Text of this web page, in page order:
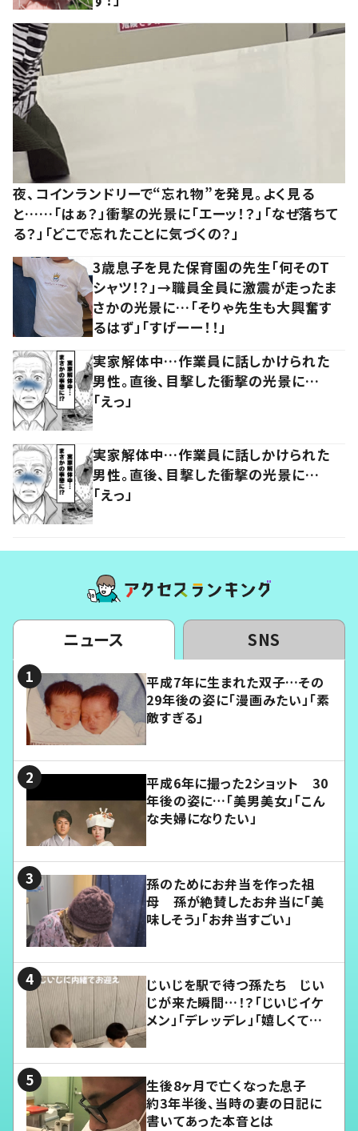
夜、コインランドリーで“忘れ物”を発見。よく見る
と……「はぁ？」衝撃の光景に「エーッ！？」「なぜ落ちて
る？」「どこで忘れたことに気づくの？」
3歳息子を見た保育園の先生「何そのT
シャツ！？」→職員全員に激震が走ったま
さかの光景に…「そりゃ先生も大興奮す
るはず」「すげーー！！」
実家解体中…作業員に話しかけられた
男性。直後、目撃した衝撃の光景に…
「えっ」
実家解体中…作業員に話しかけられた
男性。直後、目撃した衝撃の光景に…
「えっ」
ニュース SNS
平成7年に生まれた双子…その
29年後の姿に「漫画みたい」「素
敵すぎる」
平成6年に撮った2ショット 30
年後の姿に…「美男美女」「こん
な夫婦になりたい」
孫のためにお弁当を作った祖
母 孫が絶賛したお弁当に「美
味しそう」「お弁当すごい」
じいじを駅で待つ孫たち じい
じが来た瞬間…！？「じいじイケ
メン」「デレッデレ」「嬉しくて可
生後8ヶ月で亡くなった息子
約3年半後、当時の妻の日記に
書いてあった本音とは